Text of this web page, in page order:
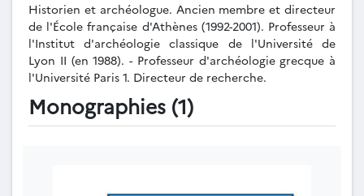
Historien et archéologue. Ancien membre et directeur
de l'École française d'Athènes (1992-2001). Professeur à
l'Institut d'archéologie classique de l'Université de
Lyon II (en 1988). - Professeur d'archéologie grecque à
l'Université Paris 1. Directeur de recherche.
Monographies (1)